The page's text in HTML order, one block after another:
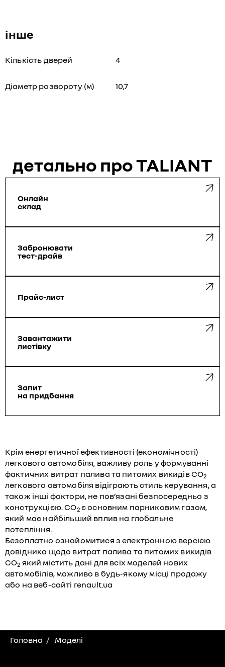
інше
Кількість дверей 4
Діаметр розвороту (м) 10,7
детально про TALIANT
Онлайн
склад
Забронювати
тест-драйв
Прайс-лист
Завантажити
листівку
Запит
на придбання
Крім енергетичної ефективності (економічності)
легкового автомобіля, важливу роль у формуванні
фактичних витрат палива та питомих викидів CO2
легкового автомобіля відіграють стиль керування, а
також інші фактори, не пов’язані безпосередньо з
конструкцією. CO2є основним парниковим газом,
який має найбільший вплив на глобальне
потепління.
Безоплатно ознайомитися з електронною версією
довідника щодо витрат палива та питомих викидів
CO2 який містить дані для всіх моделей нових
автомобілів, можливо в будь-якому місці продажу
або на веб-сайті renault.ua
Головна Моделі